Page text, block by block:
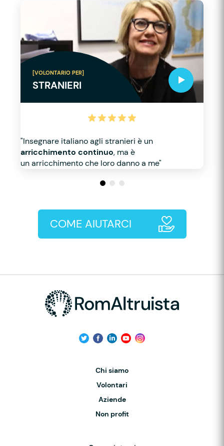
[VOLONTARIO PER]
STRANIERI
"Insegnare italiano agli stranieri è un
arricchimento continuo, ma è
un arricchimento che loro danno a me"
COME AIUTARCI
Chi siamo
Volontari
Aziende
Non profit